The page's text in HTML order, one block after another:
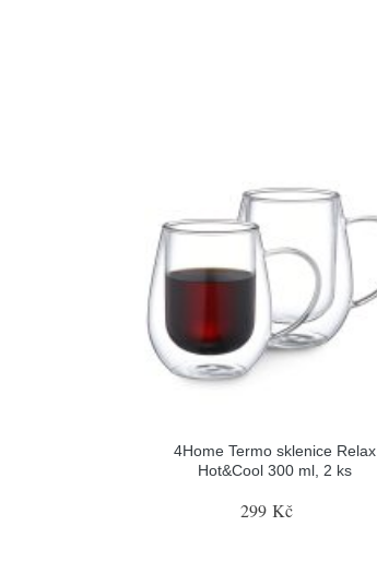
4Home Termo sklenice Relax
Hot&Cool 300 ml, 2 ks
299 Kč